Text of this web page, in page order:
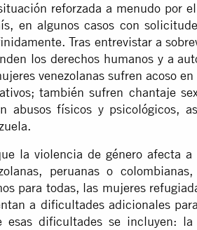
reforzada a menudo por
en algunos casos con
Tras entrevistar a
los derechos humanos y a
venezolanas sufren acoso
también sufren chantaje
abusos físicos y psicológicos,
la violencia de género afecta
peruanas o
para todas, las mujeres
a dificultades adicionales
esas dificultades se incluyen: